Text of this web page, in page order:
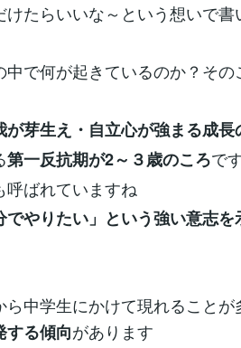
けたらいいな～という想いで書
中で何が起きているのか？そ
が芽生え・自立心が強まる成
第一反抗期が2～３歳のころで
呼ばれていますね
でやりたい」という強い意志
中学生にかけて現れることが
する傾向があります